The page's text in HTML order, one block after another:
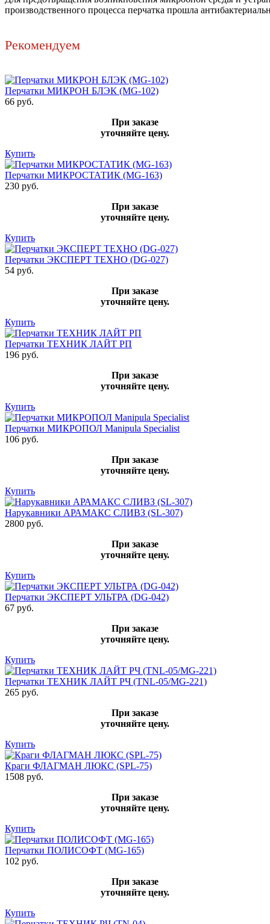
производственного процесса перчатка прошла
Рекомендуем
Перчатки МИКРОН БЛЭК (MG-102)
66 руб.
При заказе
уточняйте цену.
Купить
Перчатки МИКРОСТАТИК (MG-163)
230 руб.
При заказе
уточняйте цену.
Купить
Перчатки ЭКСПЕРТ ТЕХНО (DG-027)
54 руб.
При заказе
уточняйте цену.
Купить
Перчатки ТЕХНИК ЛАЙТ РП
196 руб.
При заказе
уточняйте цену.
Купить
Перчатки МИКРОПОЛ Manipula Specialist
106 руб.
При заказе
уточняйте цену.
Купить
Нарукавники АРАМАКС СЛИВЗ (SL-307)
2800 руб.
При заказе
уточняйте цену.
Купить
Перчатки ЭКСПЕРТ УЛЬТРА (DG-042)
67 руб.
При заказе
уточняйте цену.
Купить
Перчатки ТЕХНИК ЛАЙТ РЧ (TNL-05/MG-221)
265 руб.
При заказе
уточняйте цену.
Купить
Краги ФЛАГМАН ЛЮКС (SPL-75)
1508 руб.
При заказе
уточняйте цену.
Купить
Перчатки ПОЛИСОФТ (MG-165)
102 руб.
При заказе
уточняйте цену.
Купить